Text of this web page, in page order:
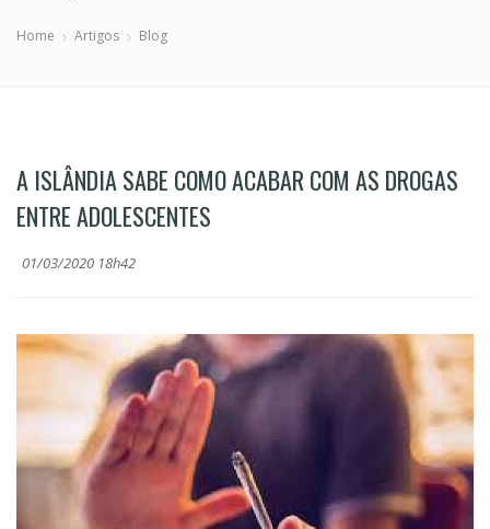
Home Artigos Blog
A ISLÂNDIA SABE COMO ACABAR COM AS DROGAS
ENTRE ADOLESCENTES
01/03/2020 18h42